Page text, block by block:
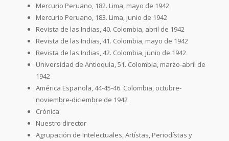
Mercurio Peruano, 182. Lima, mayo de 1942
Mercurio Peruano, 183. Lima, junio de 1942
Revista de las Indias, 40. Colombia, abril de 1942
Revista de las Indias, 41. Colombia, mayo de 1942
Revista de las Indias, 42. Colombia, junio de 1942
Universidad de Antioquía, 51. Colombia, marzo-abril de
1942
América Española, 44-45-46. Colombia, octubre-
noviembre-diciembre de 1942
Crónica
Nuestro director
Agrupación de Intelectuales, Artístas, Periodístas y